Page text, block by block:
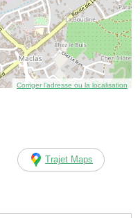
Corriger l’adresse ou la localisation
Trajet Maps